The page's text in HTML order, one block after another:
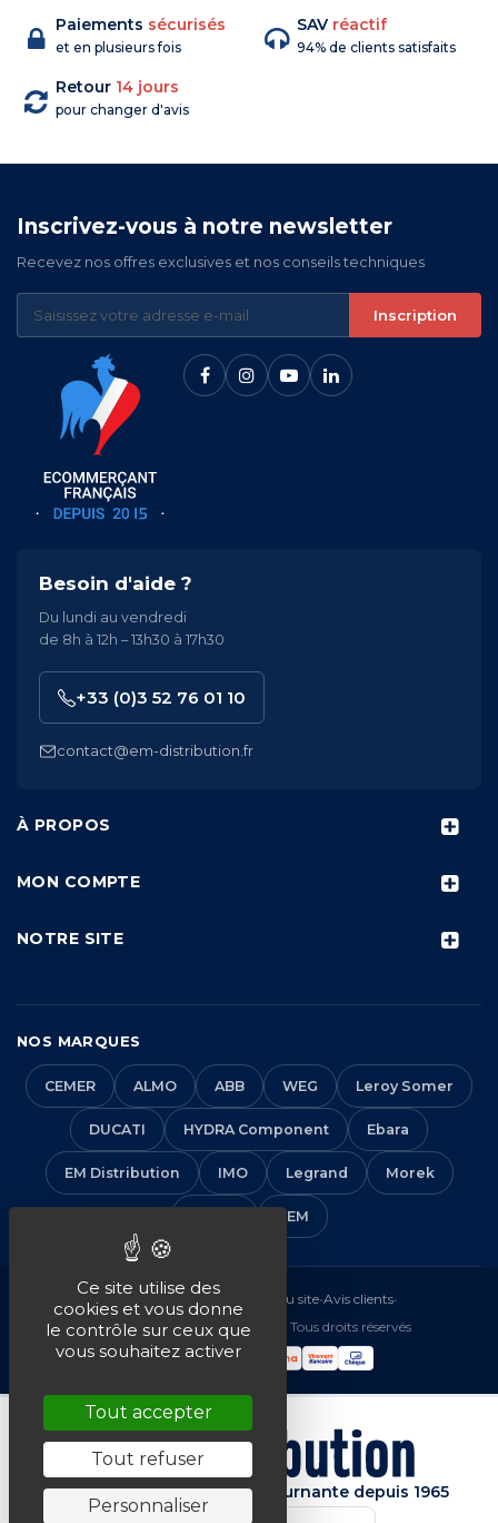
Paiements sécurisés
et en plusieurs fois
SAV réactif
94% de clients satisfaits
Retour 14 jours
pour changer d'avis
Inscrivez-vous à notre newsletter
Recevez nos offres exclusives et nos conseils techniques
Inscription
À PROPOS
MON COMPTE
NOTRE SITE
Besoin d'aide ?
Du lundi au vendredi
de 8h à 12h – 13h30 à 17h30
+33 (0)3 52 76 01 10
contact@em-distribution.fr
NOS MARQUES
CEMER ALMO ABB WEG Leroy Somer
DUCATI HYDRA Component Ebara
EM Distribution IMO Legrand Morek
VEM
Mentions légales•CGV Plan du site•Avis clients•
© 2016-2026 EM Distribution - Tous droits réservés
Spécialiste de la machine tournante depuis 1965
Ce site utilise des
cookies et vous donne
le contrôle sur ceux que
vous souhaitez activer
Tout accepter
Tout refuser
Personnaliser